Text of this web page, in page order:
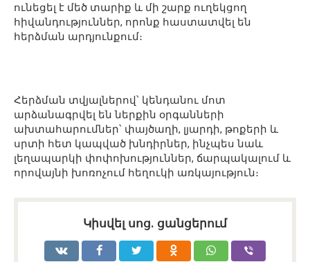
ունեցել է մեծ տարիք և մի շարք ուղեկցող
հիվանդություններ, որոնք հաստատվել են
հերձման արդյունքում։
Հերձման տվյալներով՝ կենդանու մոտ
արձանագրվել են ներքին օրգանների
ախտահարումներ՝ փայծաղի, լյարդի, թոքերի և
սրտի հետ կապված խնդիրներ, ինչպես նաև
լեղապարկի փոփոխություններ, ճարպակալում և
որովայնի խոռոչում հեղուկի առկայություն։
Կիսվել սոց․ ցանցերում